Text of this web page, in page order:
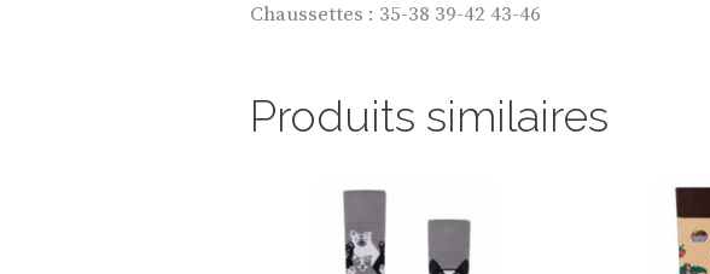
Chaussettes : 35-38 39-42 43-46
Produits similaires